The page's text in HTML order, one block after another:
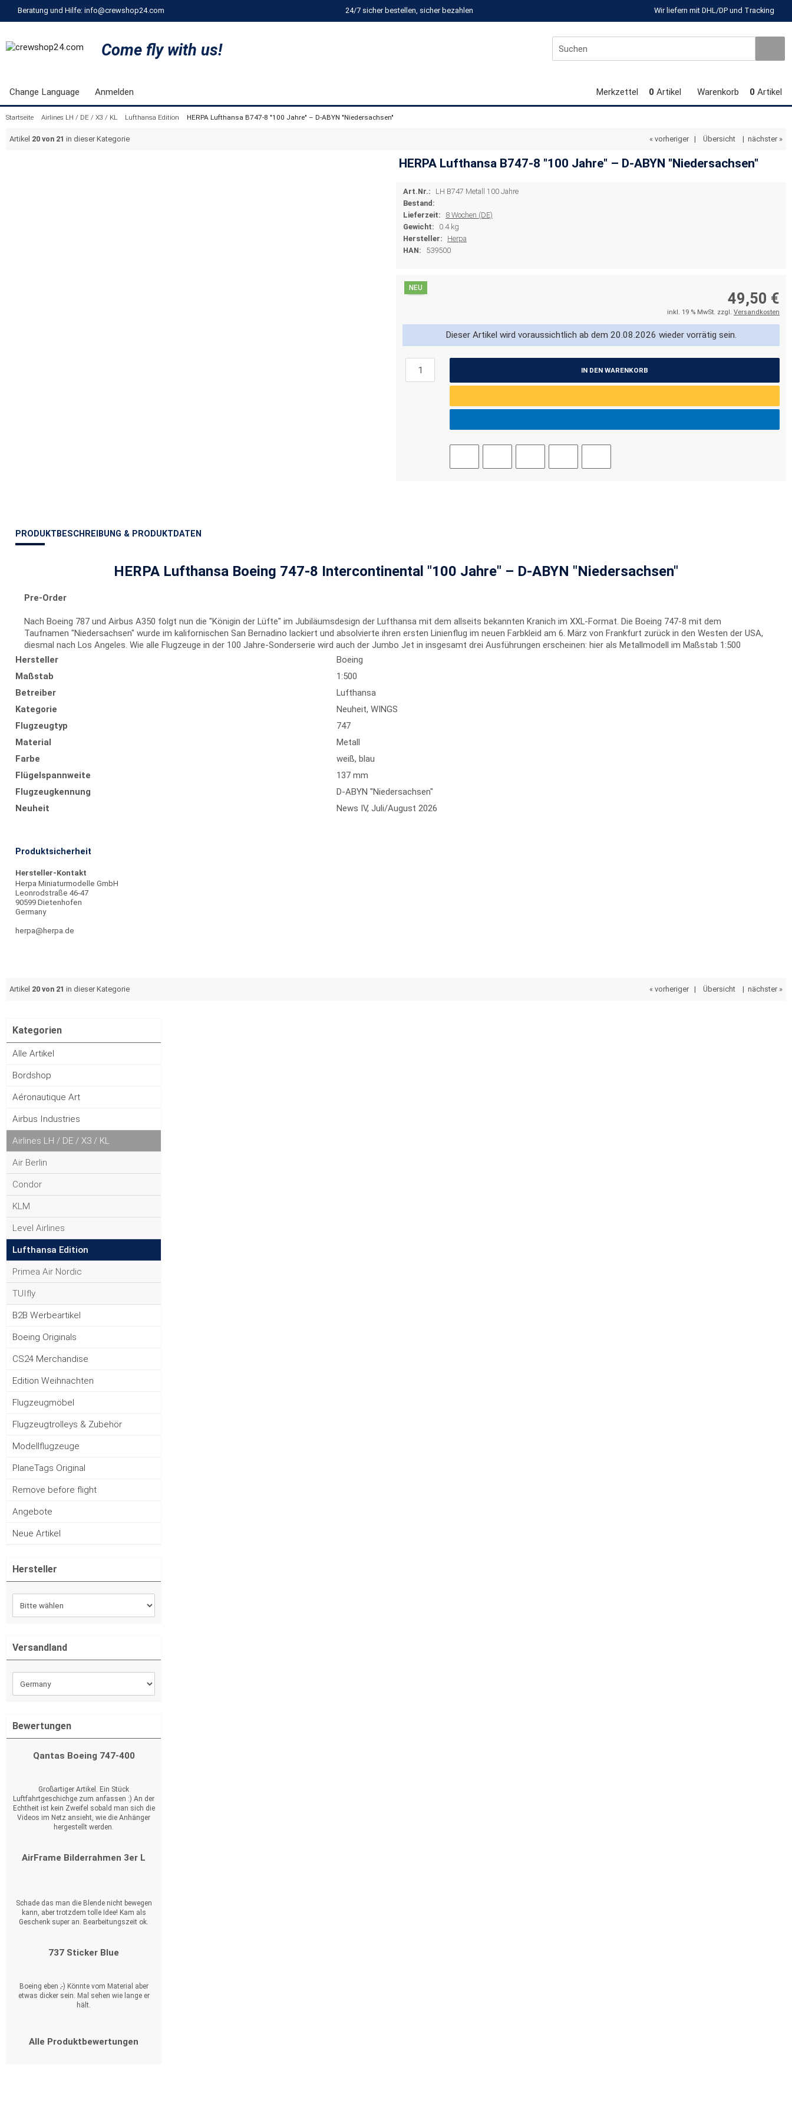
Beratung und Hilfe: info@crewshop24.com 24/7 sicher bestellen, sicher bezahlen Wir liefern mit DHL/DP und Tracking
Come fly with us!
Change Language Anmelden Warenkorb 0 Artikel
Merkzettel 0 Artikel
Startseite Airlines LH / DE / X3 / KL Lufthansa Edition HERPA Lufthansa B747-8 "100 Jahre" – D-ABYN "Niedersachsen"
Artikel 20 von 21 in dieser Kategorie « vorheriger | Übersicht | nächster »
HERPA Lufthansa B747-8 "100 Jahre" – D-ABYN "Niedersachsen"
Art.Nr.:
LH B747 Metall 100 Jahre
Bestand:
Lieferzeit:
8 Wochen (DE)
Gewicht:
0.4 kg
Hersteller:
Herpa
HAN:
539500
NEU
49,50 €
inkl. 19 % MwSt. zzgl. Versandkosten
Dieser Artikel wird voraussichtlich ab dem 20.08.2026 wieder vorrätig sein.
IN DEN WARENKORB
PRODUKTBESCHREIBUNG & PRODUKTDATEN
HERPA Lufthansa Boeing 747-8 Intercontinental "100 Jahre" – D-ABYN "Niedersachsen"
Pre-Order
Nach Boeing 787 und Airbus A350 folgt nun die "Königin der Lüfte" im Jubiläumsdesign der Lufthansa mit dem allseits bekannten Kranich im XXL-Format. Die Boeing 747-8 mit dem
Taufnamen "Niedersachsen" wurde im kalifornischen San Bernadino lackiert und absolvierte ihren ersten Linienflug im neuen Farbkleid am 6. März von Frankfurt zurück in den Westen der USA,
diesmal nach Los Angeles. Wie alle Flugzeuge in der 100 Jahre-Sonderserie wird auch der Jumbo Jet in insgesamt drei Ausführungen erscheinen: hier als Metallmodell im Maßstab 1:500
Hersteller
Boeing
Maßstab
1:500
Betreiber
Lufthansa
Kategorie
Neuheit, WINGS
Flugzeugtyp
747
Material
Metall
Farbe
weiß, blau
Flügelspannweite
137 mm
Flugzeugkennung
D-ABYN "Niedersachsen"
Neuheit
News IV, Juli/August 2026
Produktsicherheit
Hersteller-Kontakt
Herpa Miniaturmodelle GmbH
Leonrodstraße 46-47
90599 Dietenhofen
Germany
herpa@herpa.de
Artikel 20 von 21 in dieser Kategorie « vorheriger | Übersicht | nächster »
Kategorien
Alle Artikel
Bordshop
Aéronautique Art
Airbus Industries
Airlines LH / DE / X3 / KL
Air Berlin
Condor
KLM
Level Airlines
Lufthansa Edition
Primea Air Nordic
TUIfly
B2B Werbeartikel
Boeing Originals
CS24 Merchandise
Edition Weihnachten
Flugzeugmöbel
Flugzeugtrolleys & Zubehör
Modellflugzeuge
PlaneTags Original
Remove before flight
Angebote
Neue Artikel
Hersteller
Versandland
Bewertungen
Qantas Boeing 747-400
Großartiger Artikel. Ein Stück
Luftfahrtgeschichge zum anfassen :) An der
Echtheit ist kein Zweifel sobald man sich die
Videos im Netz ansieht, wie die Anhänger
hergestellt werden.
AirFrame Bilderrahmen 3er L
Schade das man die Blende nicht bewegen
kann, aber trotzdem tolle Idee! Kam als
Geschenk super an. Bearbeitungszeit ok.
737 Sticker Blue
Boeing eben ;-) Könnte vom Material aber
etwas dicker sein. Mal sehen wie lange er
hält.
Alle Produktbewertungen